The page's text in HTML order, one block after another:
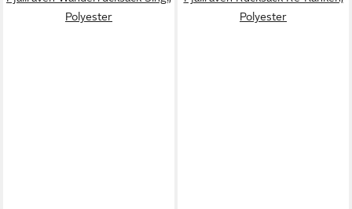
Polyester
Polyester